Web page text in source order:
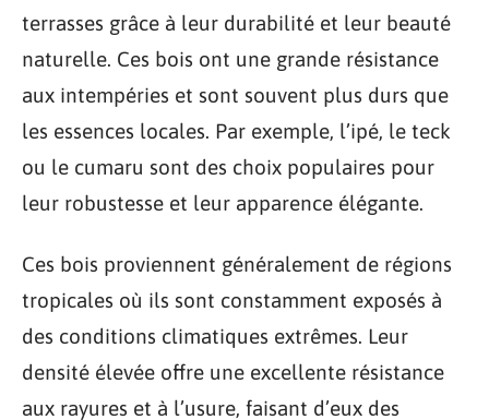
terrasses grâce à leur durabilité et leur beauté
naturelle. Ces bois ont une grande résistance
aux intempéries et sont souvent plus durs que
les essences locales. Par exemple, l’ipé, le teck
ou le cumaru sont des choix populaires pour
leur robustesse et leur apparence élégante.
Ces bois proviennent généralement de régions
tropicales où ils sont constamment exposés à
des conditions climatiques extrêmes. Leur
densité élevée offre une excellente résistance
aux rayures et à l’usure, faisant d’eux des